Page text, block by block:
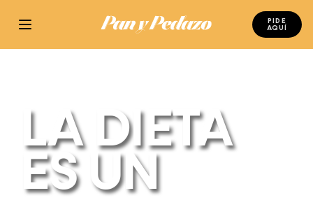
PIDE
AQUÍ
LA DIETA
ES UN